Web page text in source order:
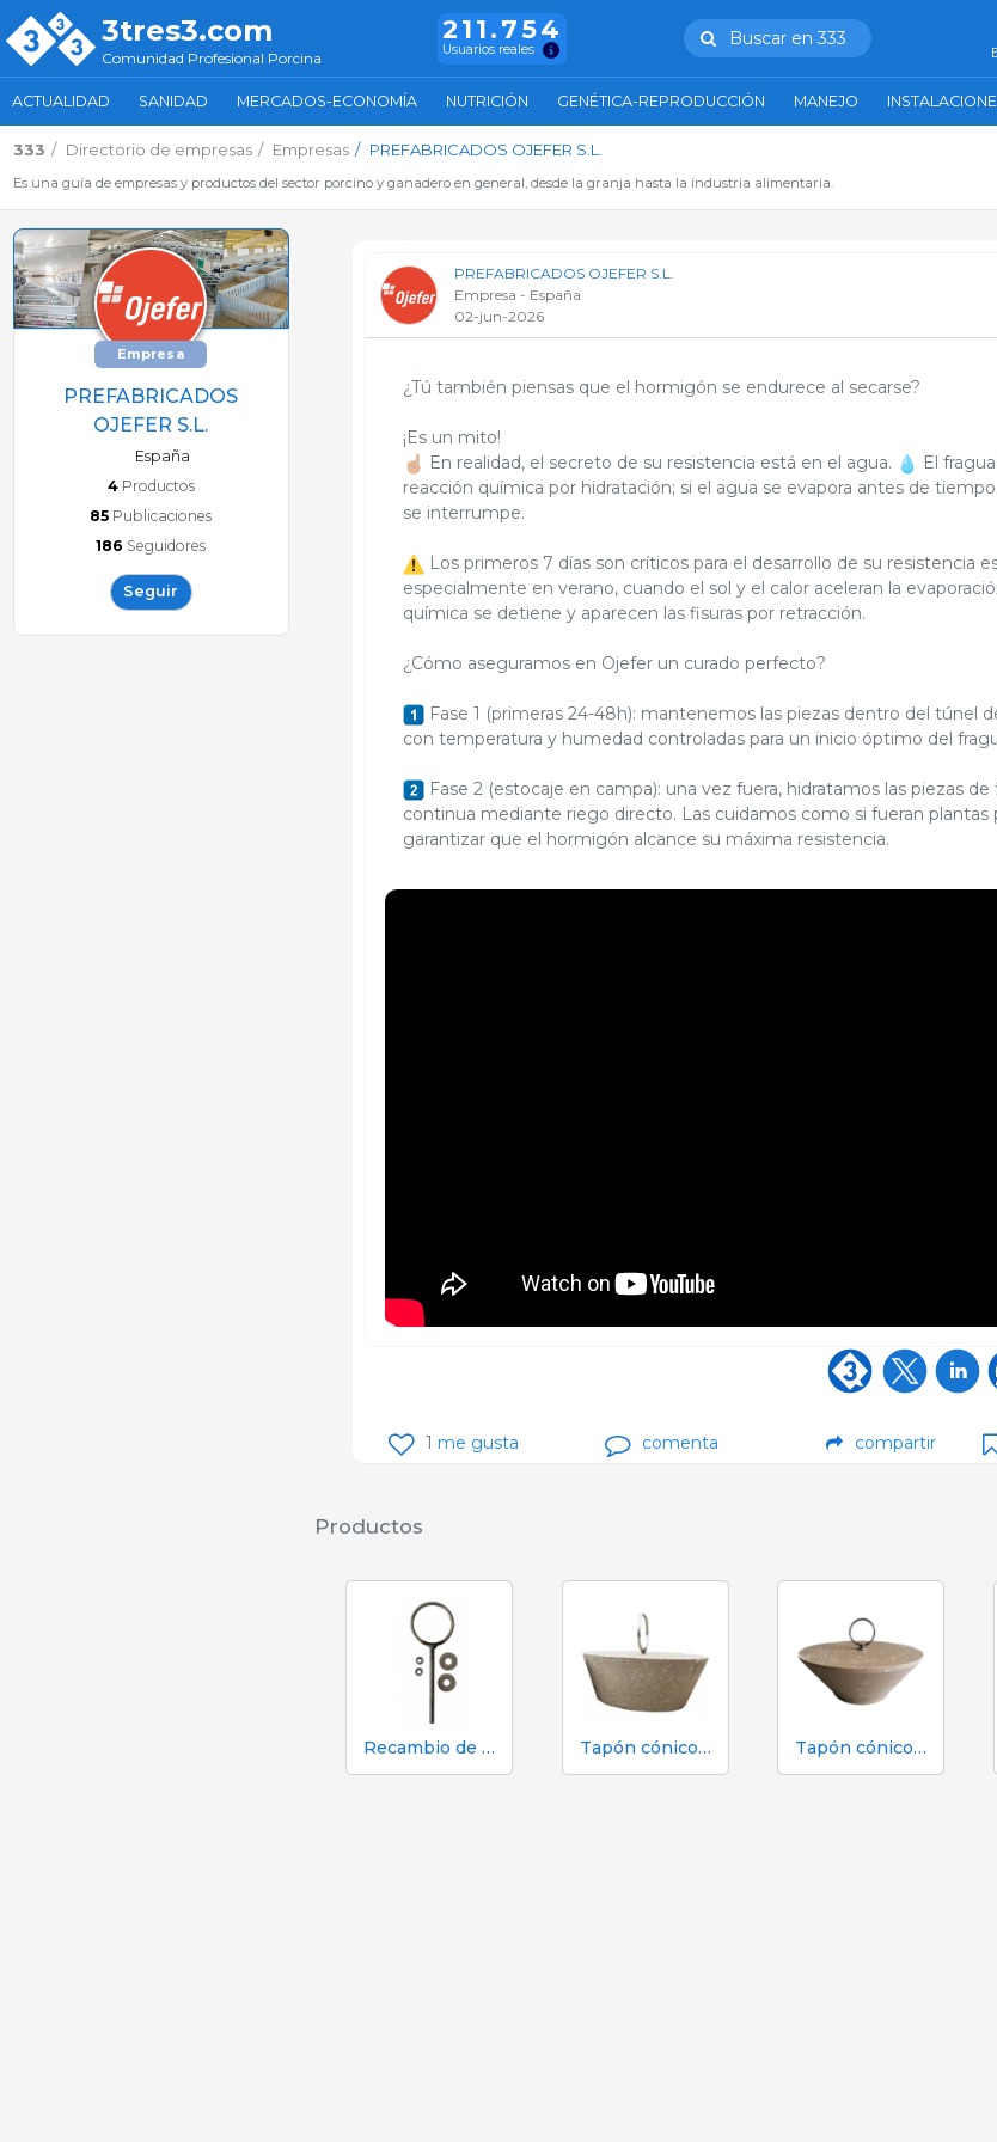
3tres3.com
Comunidad Profesional Porcina
211.754
Usuarios reales
Buscar en 333
ACTUALIDAD SANIDAD MERCADOS-ECONOMÍA NUTRICIÓN GENÉTICA-REPRODUCCIÓN MANEJO
333 Directorio de empresas Empresas PREFABRICADOS OJEFER S.L.
Es una guía de empresas y productos del sector porcino y ganadero en general, desde la granja hasta la industria alimentaria.
Empresa
PREFABRICADOS
OJEFER S.L.
España
4 Productos
85 Publicaciones
186 Seguidores
Seguir
PREFABRICADOS OJEFER S.L.
Empresa - España
02-jun-2026
¿Tú también piensas que el hormigón se endurece al secarse?
¡Es un mito!
En realidad, el secreto de su resistencia está en el agua.
El
reacción química por hidratación; si el agua se evapora antes de
se interrumpe.
Los primeros 7 días son críticos para el desarrollo de su resistencia
especialmente en verano, cuando el sol y el calor aceleran la
química se detiene y aparecen las fisuras por retracción.
¿Cómo aseguramos en Ojefer un curado perfecto?
Fase 1 (primeras 24-48h): mantenemos las piezas dentro del túnel
con temperatura y humedad controladas para un inicio óptimo del
Fase 2 (estocaje en campa): una vez fuera, hidratamos las piezas de
continua mediante riego directo. Las cuidamos como si fueran plantas
garantizar que el hormigón alcance su máxima resistencia.
1 me gusta comenta compartir
Productos
Recambio de anilla inox del tapón cónico polímero Ø310x120 mm para fosa purines Tapón cónico para fosa de purines. Polímero Ø220x90 mm Tapón cónico para fosa de purines. Polímero Ø310x120 mm